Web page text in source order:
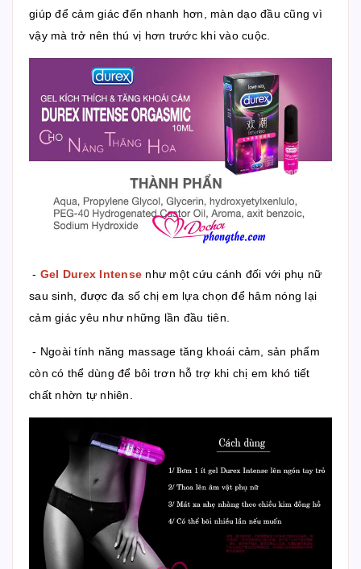
giúp để cảm giác đến nhanh hơn, màn dạo đầu cũng vì
vậy mà trở nên thú vị hơn trước khi vào cuộc.
- Gel Durex Intense như một cứu cánh đối với phụ nữ
sau sinh, được đa số chị em lựa chọn để hâm nóng lại
cảm giác yêu như những lần đầu tiên.
- Ngoài tính năng massage tăng khoái cảm, sản phẩm
còn có thể dùng để bôi trơn hỗ trợ khi chị em khó tiết
chất nhờn tự nhiên.